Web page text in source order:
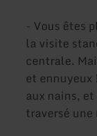
- Vous êtes
la visite
centrale.
et ennuyeux
aux nains,
traversé